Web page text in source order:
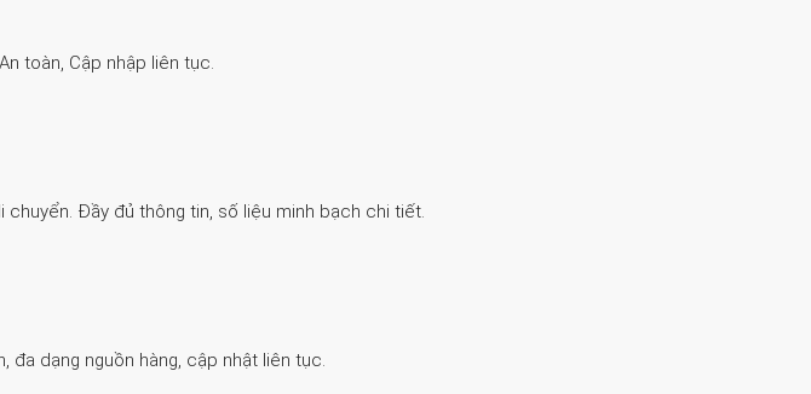
toàn, Cập nhập liên tục.
chuyển. Đầy đủ thông tin, số liệu minh bạch chi tiết.
đa dạng nguồn hàng, cập nhật liên tục.